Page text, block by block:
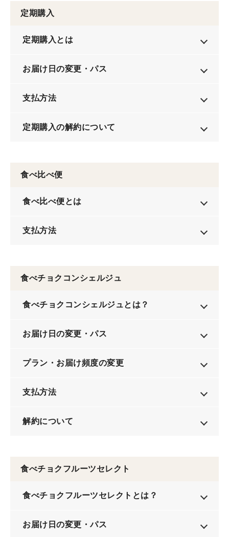
定期購入
定期購入とは
お届け日の変更・パス
支払方法
定期購入の解約について
食べ比べ便
食べ比べ便とは
支払方法
食べチョクコンシェルジュ
食べチョクコンシェルジュとは？
お届け日の変更・パス
プラン・お届け頻度の変更
支払方法
解約について
食べチョクフルーツセレクト
食べチョクフルーツセレクトとは？
お届け日の変更・パス